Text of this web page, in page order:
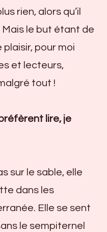
rien, alors qu’il
le but étant de
pour moi
et lecteurs,
tout !
lire, je
sur le sable, elle
dans les
Elle se sent
le sempiternel